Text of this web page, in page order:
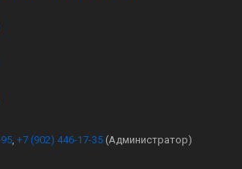
, +7 (902) 446-17-35 (Администратор)